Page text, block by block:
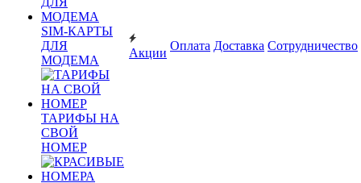
SIM-КАРТЫ
ДЛЯ
МОДЕМА
ТАРИФЫ НА
СВОЙ
НОМЕР
Акции
Оплата Доставка Сотрудничество